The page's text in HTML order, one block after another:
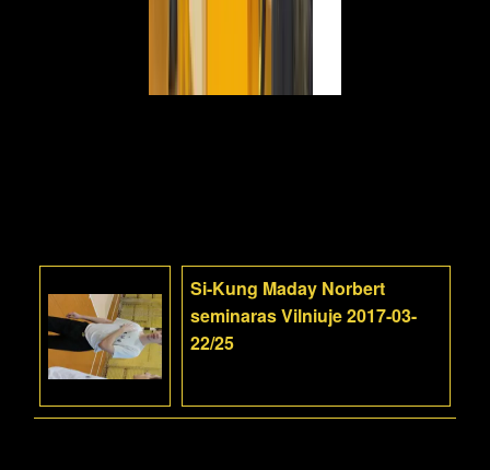
Si-Kung Maday Norbert
seminaras Vilniuje 2017-03-
22/25